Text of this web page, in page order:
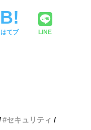
はてブ LINE
セキュリティ